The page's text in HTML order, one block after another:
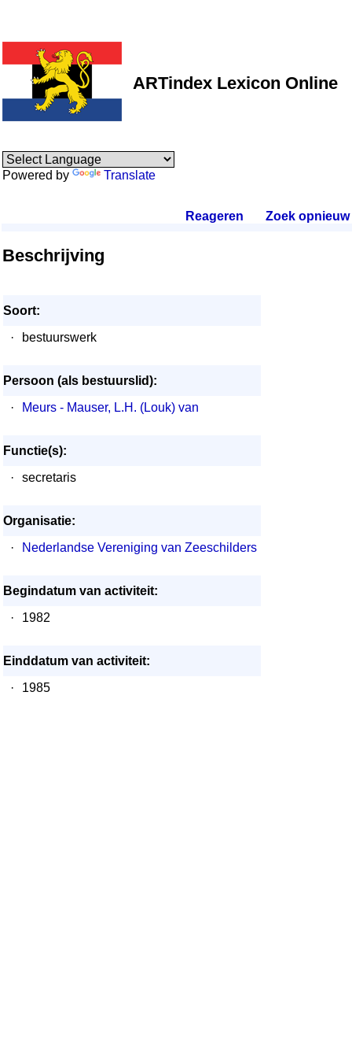
ARTindex Lexicon Online
Powered by Translate
Reageren Zoek opnieuw.
Beschrijving
Soort:
·
bestuurswerk
Persoon (als bestuurslid):
·
Meurs - Mauser, L.H. (Louk) van
Functie(s):
·
secretaris
Organisatie:
·
Nederlandse Vereniging van Zeeschilders
Begindatum van activiteit:
·
1982
Einddatum van activiteit:
·
1985